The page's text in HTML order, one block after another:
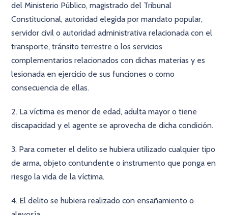
del Ministerio Público, magistrado del Tribunal
Constitucional, autoridad elegida por mandato popular,
servidor civil o autoridad administrativa relacionada con el
transporte, tránsito terrestre o los servicios
complementarios relacionados con dichas materias y es
lesionada en ejercicio de sus funciones o como
consecuencia de ellas.
2. La víctima es menor de edad, adulta mayor o tiene
discapacidad y el agente se aprovecha de dicha condición.
3. Para cometer el delito se hubiera utilizado cualquier tipo
de arma, objeto contundente o instrumento que ponga en
riesgo la vida de la víctima.
4. El delito se hubiera realizado con ensañamiento o